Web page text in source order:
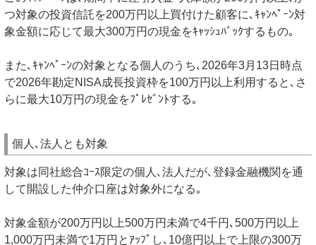
つ対象の投資信託を200万円以上買付けた顧客に､ｷｬﾝﾍﾟｰﾝ対
象金額に応じて最大300万円の現金をｷｬｯｼｭﾊﾞｯｸするもの｡
また､ｷｬﾝﾍﾟｰﾝの対象となる個人のうち､2026年3月13日時点
で2026年勘定NISA成長投資枠を100万円以上利用すると､さ
らに最大10万円の現金をﾌﾟﾚｾﾞﾝﾄする｡
個人､法人とも対象
対象は同社総合ｺｰｽ限定の個人､法人だが､登録金融機関を通
して開設した仲介口座は対象外になる｡
対象金額が200万円以上500万円未満で4千円､500万円以上
1,000万円未満で1万円とｱｯﾌﾟし､10億円以上で上限の300万